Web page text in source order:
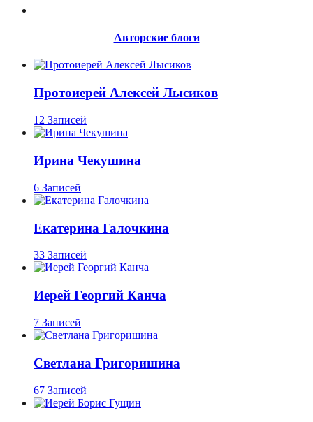
Авторские блоги
Протоиерей Алексей Лысиков
12 Записей
Ирина Чекушина
6 Записей
Екатерина Галочкина
33 Записей
Иерей Георгий Канча
7 Записей
Светлана Григоришина
67 Записей